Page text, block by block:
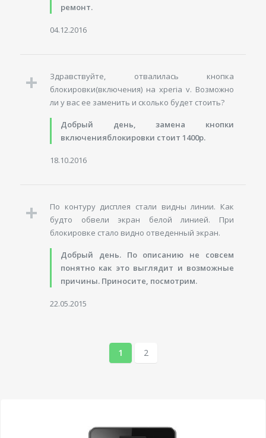
ремонт.
04.12.2016
Здравствуйте, отвалилась кнопка
блокировки(включения) на xperia v. Возможно
ли у вас ее заменить и сколько будет стоить?
Добрый день, замена кнопки
включенияблокировки стоит 1400р.
18.10.2016
По контуру дисплея стали видны линии. Как
будто обвели экран белой линией. При
блокировке стало видно отведенный экран.
Добрый день. По описанию не совсем
понятно как это выглядит и возможные
причины. Приносите, посмотрим.
22.05.2015
1 2